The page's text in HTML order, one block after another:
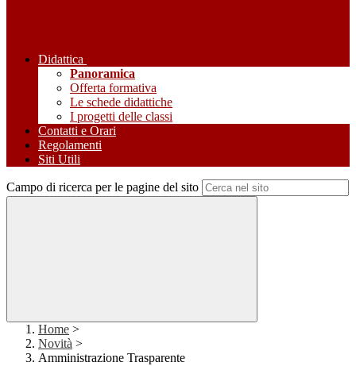
Didattica
Panoramica
Offerta formativa
Le schede didattiche
I progetti delle classi
Contatti e Orari
Regolamenti
Siti Utili
Campo di ricerca per le pagine del sito
Home >
Novità >
Amministrazione Trasparente